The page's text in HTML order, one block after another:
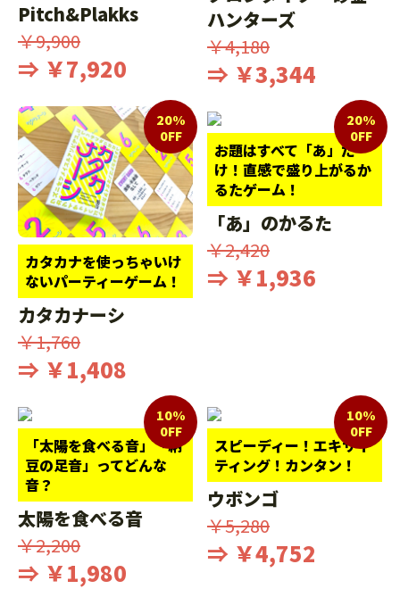
Pitch&Plakks
￥9,900
⇒ ￥7,920
ハンターズ
￥4,180
⇒ ￥3,344
カタカナを使っちゃいけ
ないパーティーゲーム！
20%
0FF
カタカナーシ
￥1,760
⇒ ￥1,408
お題はすべて「あ」だ
け！直感で盛り上がるか
るたゲーム！
20%
0FF
「あ」のかるた
￥2,420
⇒ ￥1,936
「太陽を食べる音」「納
豆の足音」ってどんな
音？
10%
0FF
太陽を食べる音
￥2,200
⇒ ￥1,980
スピーディー！エキサイ
ティング！カンタン！
10%
0FF
ウボンゴ
￥5,280
⇒ ￥4,752